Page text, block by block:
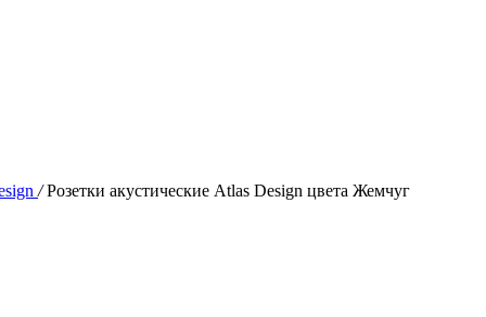
/ Розетки акустические Atlas Design цвета Жемчуг